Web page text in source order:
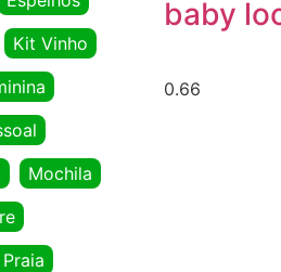
Kit Vinho
Mochila
baby